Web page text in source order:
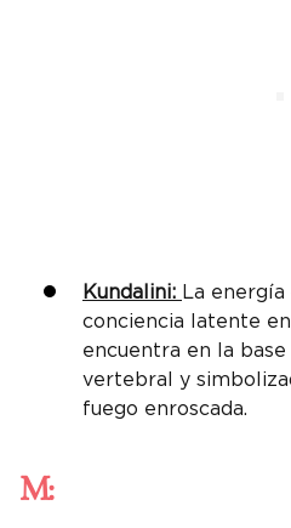
Kundalini: La
conciencia latente
encuentra en la
vertebral y
fuego enroscada.
M: